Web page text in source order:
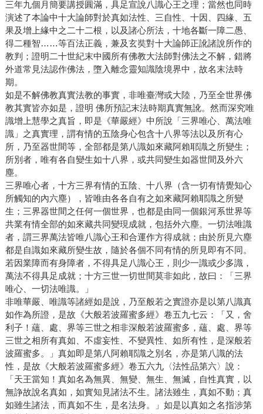
三年九個月簡要講授圓滿，具足宣說八識心王之理；當然也同時
演述了本論中十大論師對於真如法性、三自性、十因、四緣、五
果及增上緣中之二十二根，以及諸心所法，十地各斷一障二愚、
得二種智……等百法正義，兼及玄奘對十大論師正訛諸說所作的
教判；證明二十世紀末中國所有佛教大法師對佛法之不解，錯將
外道常見法認作佛法，墮入離念靈知識陰境界中，故名末法時
期。
如是不解佛教真實法教的事實，非唯臺灣或大陸，乃至全世界佛
教其實皆亦如是，證明 佛所預記末法時期真實無訛。然而深究唯
識增上慧學之真旨，即是《華嚴經》中所說「三界唯心、萬法唯
識」之真實理，謂有情的五陰身心包含十八界等法以及所有心
所，乃至器世間等，全部都是第八識如來藏阿賴耶識之所變生；
所別者，唯有各自變生如十八界，或共同變生如器世間及外六
塵。
三界唯心者，十方三界有情的五陰、十八界（含一切有情覺知心
所觸知的內六塵），皆唯由各各自有之如來藏阿賴耶識之所變
生；三界器世間之任何一個世界，也都是由同一個銀河系世界等
共業有情全部的如來藏共同變現成就，包括外六塵。一切法唯識
者，謂三界萬法皆唯八識心王和合運作方得成就；由於所見六塵
都是自識如來藏所變生故，隨於各個不同有情的所見即有不同。
若因業障而有身障者，不得具足八識心王，則少一識或少多識，
萬法不得具足成就；十方三世一切世間莫非如此，故曰：「三界
唯心、一切法唯識。」
非唯華嚴、唯識等諸經如是說，乃至般若之實證亦是以第八識真
如作為所證，是故《大般若波羅蜜多經》卷五九七云：「又，舍
利子！蘊、處、界等三世之相非深般若波羅蜜多，蘊、處、界等
三世之相所有真如、不虛妄性、不變異性、如所有性，是深般若
波羅蜜多。」真如即是第八阿賴耶識之別名，亦是第八識的法
性，是故《大般若波羅蜜多經》卷五六九〈法性品第六〉說：
「天王當知！真如名為無異、無變、無生、無滅，自性真實，以
無諍故說名真如，如實知見諸法不生。諸法雖生，真如不動；真
如雖生諸法，而真如不生，是名法身。」如是以真如之名指涉第